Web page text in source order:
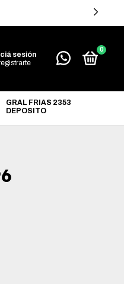
3 CUOTAS SIN
sesión
0
GRAL FRIAS 2353
DEPOSITO